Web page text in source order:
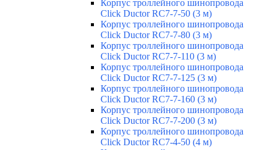
Корпус троллейного шинопровода
Click Ductor RC7-7-50 (3 м)
Корпус троллейного шинопровода
Click Ductor RC7-7-80 (3 м)
Корпус троллейного шинопровода
Click Ductor RC7-7-110 (3 м)
Корпус троллейного шинопровода
Click Ductor RC7-7-125 (3 м)
Корпус троллейного шинопровода
Click Ductor RC7-7-160 (3 м)
Корпус троллейного шинопровода
Click Ductor RC7-7-200 (3 м)
Корпус троллейного шинопровода
Click Ductor RC7-4-50 (4 м)